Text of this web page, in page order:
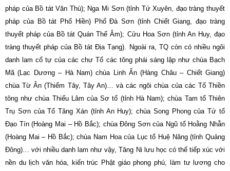
pháp của Bồ tát Văn Thù); Nga Mi Sơn (tỉnh Tứ Xuyên, đạo tràng thuyết
pháp của Bồ tát Phổ Hiền) Phổ Đà Sơn (tỉnh Chiết Giang, đạo tràng
thuyết pháp của Bồ tát Quán Thế Âm); Cửu Hoa Sơn (tỉnh An Huy, đạo
tràng thuyết pháp của Bồ tát Địa Tạng). Ngoài ra, TQ còn có nhiều ngôi
danh lam cổ tự của các chư Tổ các tông phái sáng lập như chùa Bạch
Mã (Lạc Dương – Hà Nam) chùa Linh Ẩn (Hàng Châu – Chiết Giang)
chùa Từ Ân (Thiểm Tây, Tây An)… và các ngôi chùa của các Tổ Thiền
tông như chùa Thiếu Lâm của Sơ tổ (tỉnh Hà Nam); chùa Tam tổ Thiên
Trụ Sơn của Tổ Tăng Xán (tỉnh An Huy); chùa Song Phong của Tứ tổ
Đạo Tín (Hoàng Mai – Hồ Bắc); chùa Đông Sơn của Ngũ tổ Hoằng Nhẫn
(Hoàng Mai – Hồ Bắc); chùa Nam Hoa của Lục tổ Huệ Năng (tỉnh Quảng
Đông)… với nhiều danh lam như vậy, Tăng Ni lưu học có thể tiếp xúc với
nền du lịch văn hóa, kiến trúc Phật giáo phong phú, làm tư lương cho